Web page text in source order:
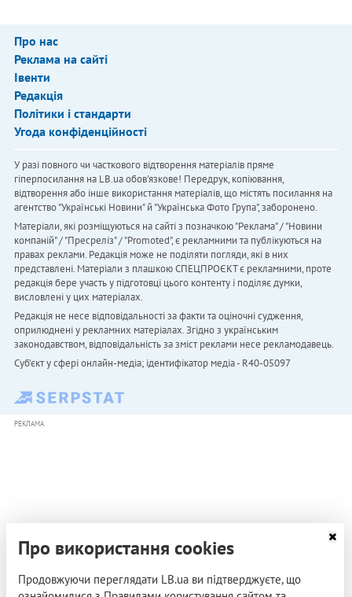
Про нас
Реклама на сайті
Івенти
Редакція
Політики і стандарти
Угода конфіденційності
У разі повного чи часткового відтворення матеріалів пряме
гіперпосилання на LB.ua обов'язкове! Передрук, копіювання,
відтворення або інше використання матеріалів, що містять посилання на
агентство "Українськi Новини" й "Українська Фото Група", заборонено.
Матеріали, які розміщуються на сайті з позначкою "Реклама" / "Новини
компаній" / "Пресреліз" / "Promoted", є рекламними та публікуються на
правах реклами. Редакція може не поділяти погляди, які в них
представлені. Матеріали з плашкою СПЕЦПРОЄКТ є рекламними, проте
редакція бере участь у підготовці цього контенту і поділяє думки,
висловлені у цих матеріалах.
Редакція не несе відповідальності за факти та оціночні судження,
оприлюднені у рекламних матеріалах. Згідно з українським
законодавством, відповідальність за зміст реклами несе рекламодавець.
Cуб'єкт у сфері онлайн-медіа; ідентифікатор медіа - R40-05097
РЕКЛАМА
Про використання cookies
Продовжуючи переглядати LB.ua ви підтверджуєте, що